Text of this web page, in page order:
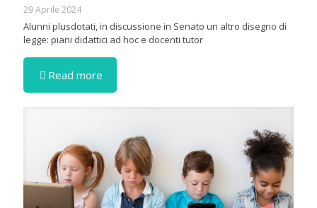
29 Aprile 2024
Alunni plusdotati, in discussione in Senato un altro disegno di
legge: piani didattici ad hoc e docenti tutor
Read more